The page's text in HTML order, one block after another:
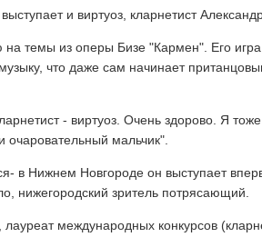
и виртуоз, кларнетист
темы из оперы Бизе "Кармен". Его
музыку, что даже сам начинает
- виртуоз. Очень здорово. Я тоже
мальчик".
в Нижнем Новгороде он выступает
нижегородский зритель потрясающий.
лауреат международных конкурсов